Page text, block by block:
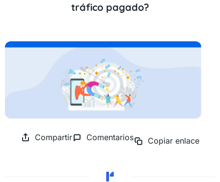
tráfico pagado?
Compartir Comentarios Copiar enlace